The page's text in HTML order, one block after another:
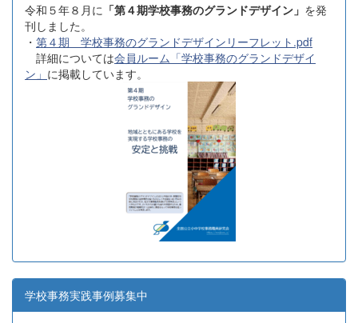
令和５年８月に 「第４期学校事務のグランドデザイン」 を発
刊しました。
・ 第４期 学校事務のグランドデザインリーフレット.pdf
詳細については会員ルーム「学校事務のグランドデザイ
ン」 に掲載しています。
学校事務実践事例募集中